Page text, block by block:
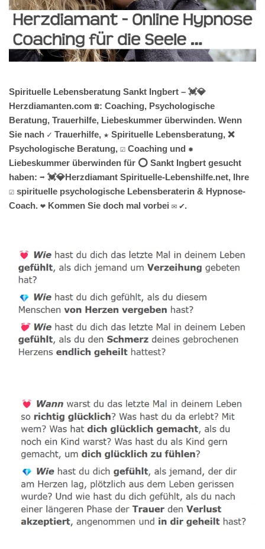
Spirituelle Lebensberatung Sankt Ingbert – 💓️💎
Herzdiamanten.com ☎️: Coaching, Psychologische
Beratung, Trauerhilfe, Liebeskummer überwinden. Wenn
Sie nach ✓ Trauerhilfe, ★ Spirituelle Lebensberatung, ❌
Psychologische Beratung, ☑️ Coaching und ✹
Liebeskummer überwinden für ⭕ Sankt Ingbert gesucht
haben: ➡️ 💓️💎Herzdiamant Spirituelle-Lebenshilfe.net, Ihre
☑️ spirituelle psychologische Lebensberaterin & Hypnose-
Coach. ❤ Kommen Sie doch mal vorbei ✉ ✔.